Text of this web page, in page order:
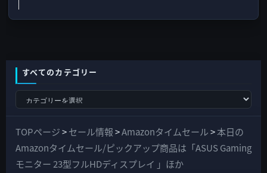
すべてのカテゴリー
て
の
カ
TOPページ>セール情報>Amazonタイムセール>本日の
Amazonタイムセール/ピックアップ商品は「ASUS Gaming
モニター 23型フルHDディスプレイ 」ほか